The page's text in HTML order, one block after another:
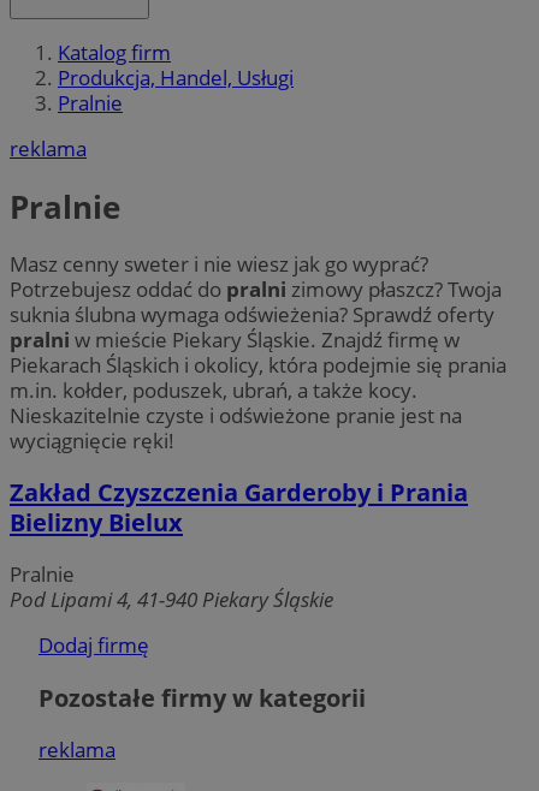
Katalog firm
Produkcja, Handel, Usługi
Pralnie
reklama
Pralnie
Masz cenny sweter i nie wiesz jak go wyprać?
Potrzebujesz oddać do pralni zimowy płaszcz? Twoja
suknia ślubna wymaga odświeżenia? Sprawdź oferty
pralni w mieście Piekary Śląskie. Znajdź firmę w
Piekarach Śląskich i okolicy, która podejmie się prania
m.in. kołder, poduszek, ubrań, a także kocy.
Nieskazitelnie czyste i odświeżone pranie jest na
wyciągnięcie ręki!
Zakład Czyszczenia Garderoby i Prania
Bielizny Bielux
Pralnie
Pod Lipami 4, 41-940 Piekary Śląskie
Dodaj firmę
Pozostałe firmy w kategorii
reklama